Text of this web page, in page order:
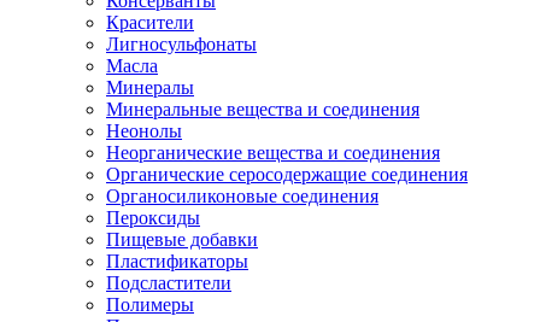
Красители
Лигносульфонаты
Масла
Минералы
Минеральные вещества и соединения
Неонолы
Неорганические вещества и соединения
Органические серосодержащие соединения
Органосиликоновые соединения
Пероксиды
Пищевые добавки
Пластификаторы
Подсластители
Полимеры